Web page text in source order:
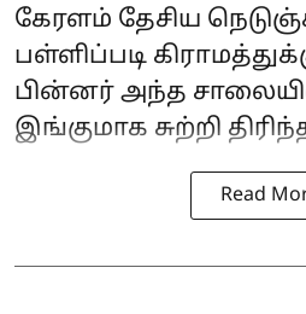
கேரளம் தேசிய
பள்ளிப்படி
பின்னர் அந்த
இங்குமாக சுற்றி
Read